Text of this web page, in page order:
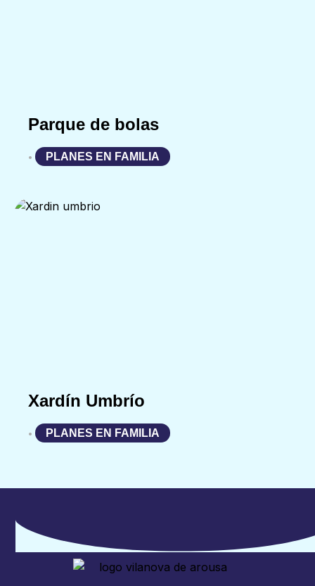
Parque de bolas
• PLANES EN FAMILIA
Xardín Umbrío
• PLANES EN FAMILIA